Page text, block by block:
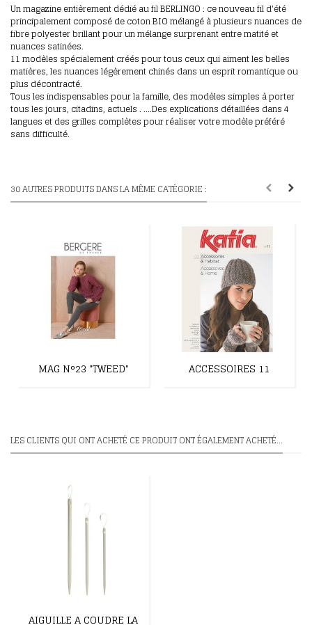
Un magazine entièrement dédié au fil BERLINGO : ce nouveau fil d'été
principalement composé de coton BIO mélangé à plusieurs nuances de
fibre polyester brillant pour un mélange surprenant entre matité et
nuances satinées.
11 modèles spécialement créés pour tous ceux qui aiment les belles
matières, les nuances légèrement chinés dans un esprit romantique ou
plus décontracté.
Tous les indispensables pour la famille, des modèles simples à porter
tous les jours, citadins, actuels . ....Des explications détaillées dans 4
langues et des grilles complètes pour réaliser votre modèle préféré
sans difficulté.
30 AUTRES PRODUITS DANS LA MÊME CATÉGORIE :
MAG N°23 "TWEED" ACCESSOIRES 11
LES CLIENTS QUI ONT ACHETÉ CE PRODUIT ONT ÉGALEMENT ACHETÉ...
AIGUILLE A COUDRE LA